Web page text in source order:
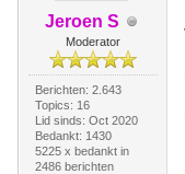
Jeroen S
Moderator
Berichten: 2.643
Topics: 16
Lid sinds: Oct 2020
Bedankt: 1430
5225 x bedankt in
2486 berichten